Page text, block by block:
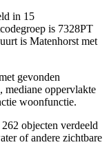
in 15
is 7328PT
is Matenhorst met
gevonden
mediane oppervlakte
woonfunctie.
objecten verdeeld
of andere zichtbare